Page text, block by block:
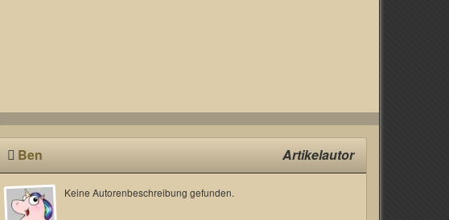
Ben Artikelautor
Keine Autorenbeschreibung gefunden.